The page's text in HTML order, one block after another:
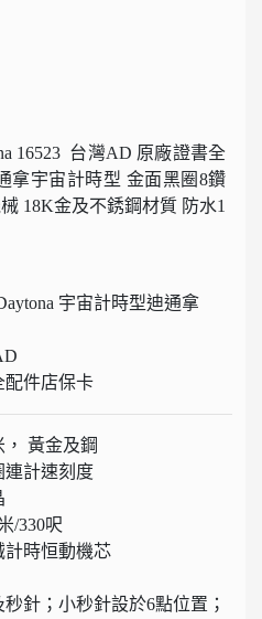
16523 台灣AD 原廠證書全
拿宇宙計時型 金面黑圈8鑽
18K金及不銹鋼材質 防水1
宇宙計時型迪通拿
件店保卡
黃金及鋼
計速刻度
/330呎
時恒動機芯
；小秒針設於6點位置；